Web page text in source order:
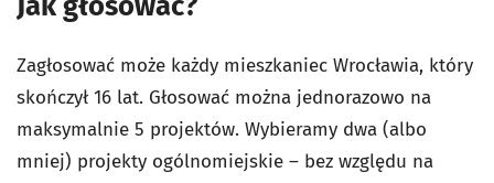
Zagłosować może każdy mieszkaniec Wrocławia, który
skończył 16 lat. Głosować można jednorazowo na
maksymalnie 5 projektów. Wybieramy dwa (albo
mniej) projekty ogólnomiejskie – bez względu na